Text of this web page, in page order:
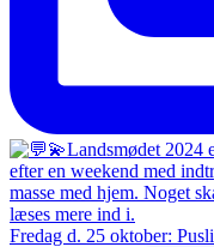
Fredag d. 25 oktober: